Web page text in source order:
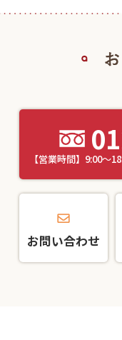
【営業時間】9:00～
お問い合わせ